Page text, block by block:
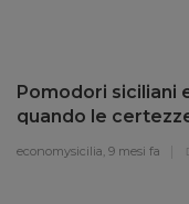
Pomodori siciliani
quando le
economysicilia, 9 mesi fa